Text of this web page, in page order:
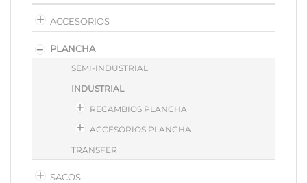
ACCESORIOS
PLANCHA
SEMI-INDUSTRIAL
INDUSTRIAL
RECAMBIOS PLANCHA
ACCESORIOS PLANCHA
TRANSFER
SACOS